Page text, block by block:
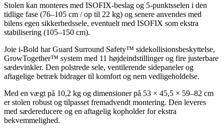
Stolen kan monteres med ISOFIX-beslag og 5-punktsselen i den
tidlige fase (76–105 cm / op til 22 kg) og senere anvendes med
bilens egen sikkerhedssele, eventuelt med ISOFIX som ekstra
stabilisering (105–150 cm).
Joie i-Bold har Guard Surround Safety™ sidekollisionsbeskyttelse,
GrowTogether™ system med 11 højdeindstillinger og fire justerbare
sædevinkler. Den polstrede sele, ventilerende sidepaneler og
aftagelige betræk bidrager til komfort og nem vedligeholdelse.
Med en vægt på 10,2 kg og dimensioner på 53 × 45,5 × 59–82 cm
er stolen robust og tilpasset fremadvendt montering. Den leveres
med sædereducere og en aftagelig kopholder for ekstra
bekvemmelighed.